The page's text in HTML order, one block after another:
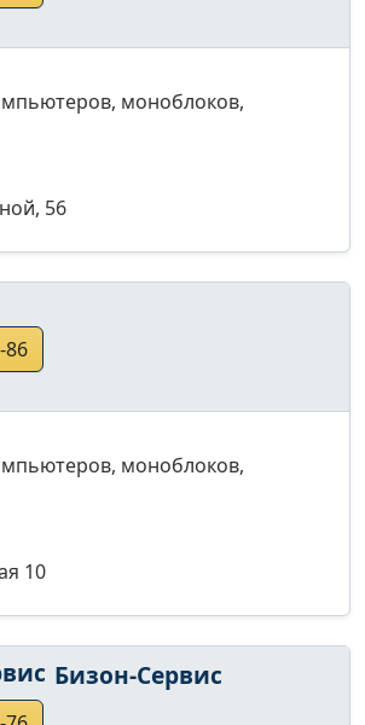
моноблоков,
56
86
моноблоков,
10
Бизон-Сервис